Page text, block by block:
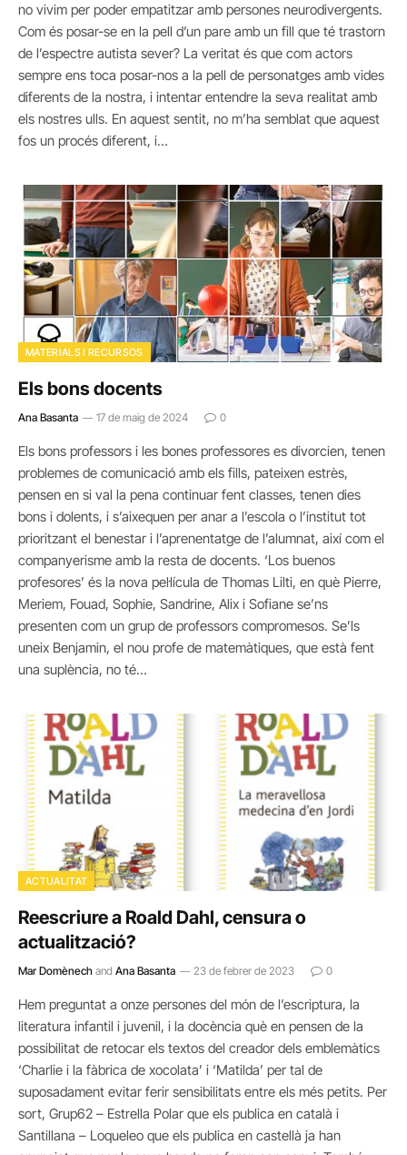
no vivim per poder empatitzar amb persones neurodivergents.
Com és posar-se en la pell d’un pare amb un fill que té trastorn
de l’espectre autista sever? La veritat és que com actors
sempre ens toca posar-nos a la pell de personatges amb vides
diferents de la nostra, i intentar entendre la seva realitat amb
els nostres ulls. En aquest sentit, no m’ha semblat que aquest
fos un procés diferent, i…
MATERIALS I RECURSOS
Els bons docents
Ana Basanta 17 de maig de 2024 0
Els bons professors i les bones professores es divorcien, tenen
problemes de comunicació amb els fills, pateixen estrès,
pensen en si val la pena continuar fent classes, tenen dies
bons i dolents, i s’aixequen per anar a l’escola o l’institut tot
prioritzant el benestar i l’aprenentatge de l’alumnat, així com el
companyerisme amb la resta de docents. ‘Los buenos
profesores’ és la nova pel·lícula de Thomas Lilti, en què Pierre,
Meriem, Fouad, Sophie, Sandrine, Alix i Sofiane se’ns
presenten com un grup de professors compromesos. Se’ls
uneix Benjamin, el nou profe de matemàtiques, que està fent
una suplència, no té…
ACTUALITAT
Reescriure a Roald Dahl, censura o
actualització?
Mar Domènech and Ana Basanta 23 de febrer de 2023 0
Hem preguntat a onze persones del món de l’escriptura, la
literatura infantil i juvenil, i la docència què en pensen de la
possibilitat de retocar els textos del creador dels emblemàtics
‘Charlie i la fàbrica de xocolata’ i ‘Matilda’ per tal de
suposadament evitar ferir sensibilitats entre els més petits. Per
sort, Grup62 – Estrella Polar que els publica en català i
Santillana – Loqueleo que els publica en castellà ja han